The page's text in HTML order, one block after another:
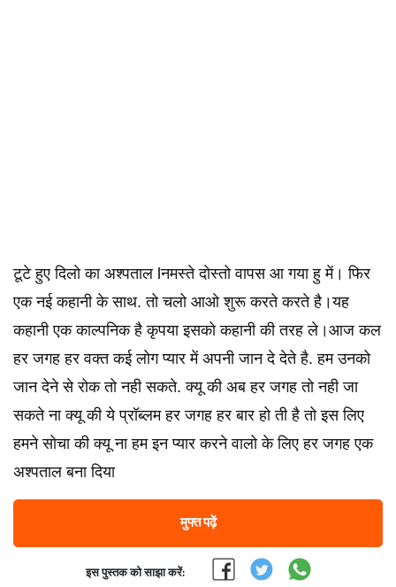
टूटे हुए दिलो का अश्पताल lनमस्ते दोस्तो वापस आ गया हु में। फिर
एक नई कहानी के साथ. तो चलो आओ शुरू करते करते है।यह
कहानी एक काल्पनिक है कृपया इसको कहानी की तरह ले।आज कल
हर जगह हर वक्त कई लोग प्यार में अपनी जान दे देते है. हम उनको
जान देने से रोक तो नही सकते. क्यू की अब हर जगह तो नही जा
सकते ना क्यू की ये प्रॉब्लम हर जगह हर बार हो ती है तो इस लिए
हमने सोचा की क्यू ना हम इन प्यार करने वालो के लिए हर जगह एक
अश्पताल बना दिया
मुफ्त पढ़ें
इस पुस्तक को साझा करें: